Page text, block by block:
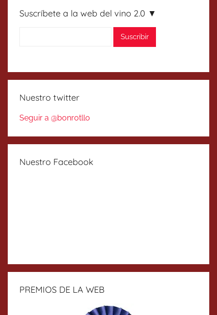
Suscríbete a la web del vino 2.0 ▼
Nuestro twitter
Seguir a @bonrotllo
Nuestro Facebook
PREMIOS DE LA WEB